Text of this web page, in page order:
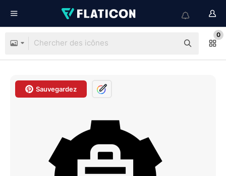
0
Sauvegardez